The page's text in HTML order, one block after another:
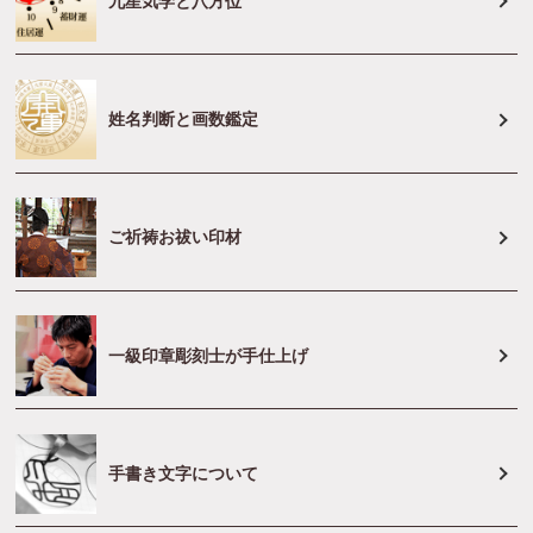
姓名判断と画数鑑定
ご祈祷お祓い印材
一級印章彫刻士が手仕上げ
手書き文字について